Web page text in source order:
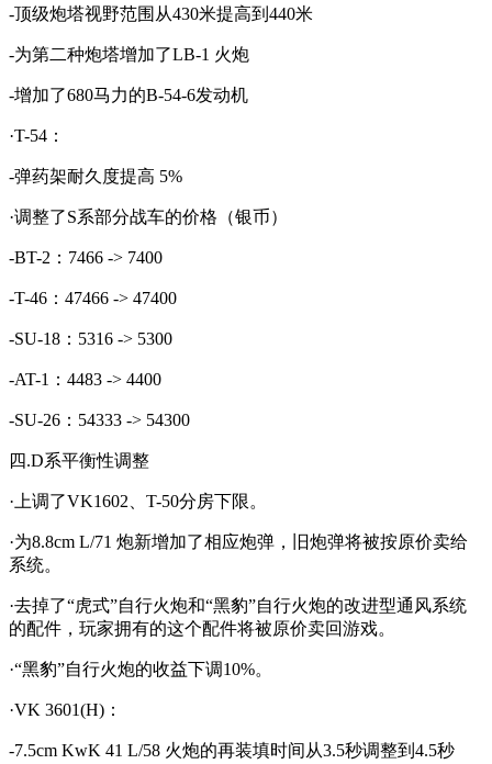
-顶级炮塔视野范围从430米提高到440米
-为第二种炮塔增加了LB-1 火炮
-增加了680马力的B-54-6发动机
·T-54：
-弹药架耐久度提高 5%
·调整了S系部分战车的价格（银币）
-BT-2：7466 -> 7400
-T-46：47466 -> 47400
-SU-18：5316 -> 5300
-AT-1：4483 -> 4400
-SU-26：54333 -> 54300
四.D系平衡性调整
·上调了VK1602、T-50分房下限。
·为8.8cm L/71 炮新增加了相应炮弹，旧炮弹将被按原价卖给
系统。
·去掉了“虎式”自行火炮和“黑豹”自行火炮的改进型通风系统
的配件，玩家拥有的这个配件将被原价卖回游戏。
·“黑豹”自行火炮的收益下调10%。
·VK 3601(H)：
-7.5cm KwK 41 L/58 火炮的再装填时间从3.5秒调整到4.5秒